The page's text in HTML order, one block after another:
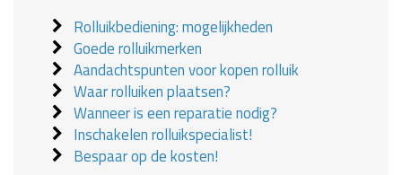
Rolluikbediening: mogelijkheden
Goede rolluikmerken
Aandachtspunten voor kopen rolluik
Waar rolluiken plaatsen?
Wanneer is een reparatie nodig?
Inschakelen rolluikspecialist!
Bespaar op de kosten!